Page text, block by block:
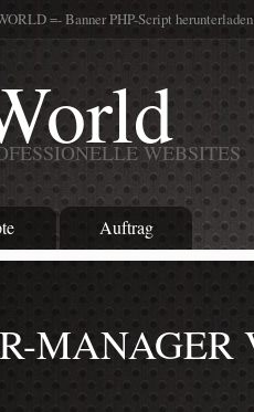
=- Banner PHP-Script herunterladen
WEBSITES
Auftrag
MANAGER